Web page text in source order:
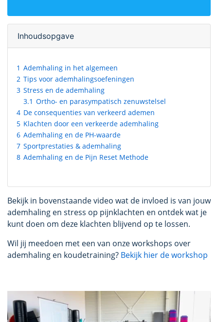
Bekijk in bovenstaande video wat de invloed is van jouw
ademhaling en stress op pijnklachten en ontdek wat je
kunt doen om deze klachten blijvend op te lossen.
Wil jij meedoen met een van onze workshops over
ademhaling en koudetraining? Bekijk hier de workshop
Inhoudsopgave
1 Ademhaling in het algemeen
2 Tips voor ademhalingsoefeningen
3 Stress en de ademhaling
3.1 Ortho- en parasympatisch zenuwstelsel
4 De consequenties van verkeerd ademen
5 Klachten door een verkeerde ademhaling
6 Ademhaling en de PH-waarde
7 Sportprestaties & ademhaling
8 Ademhaling en de Pijn Reset Methode